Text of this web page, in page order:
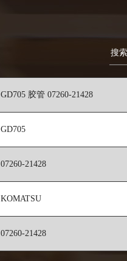
GD705 胶管 07260-21428
GD705
07260-21428
KOMATSU
07260-21428